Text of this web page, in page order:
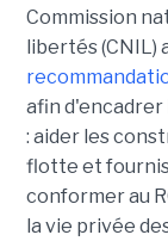
Commission
libertés (CNIL)
afin d'encadrer
: aider les
flotte et
conformer au
la vie privée